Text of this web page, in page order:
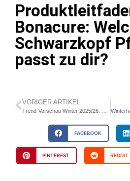
Bonacure:
Schwarzkopf
passt zu dir?
VORIGER ARTIKEL
FACEBOOK
PINTEREST REDDIT